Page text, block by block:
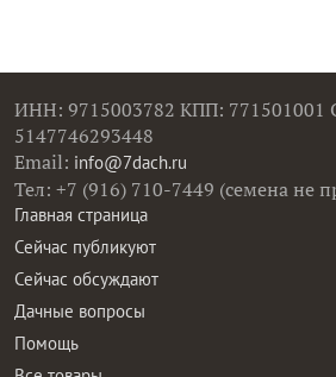
ИНН: 9715003782 КПП: 771501001
5147746293448
Email: info@7dach.ru
Тел: +7 (916) 710-7449 (семена не
Главная страница
Сейчас публикуют
Сейчас обсуждают
Дачные вопросы
Помощь